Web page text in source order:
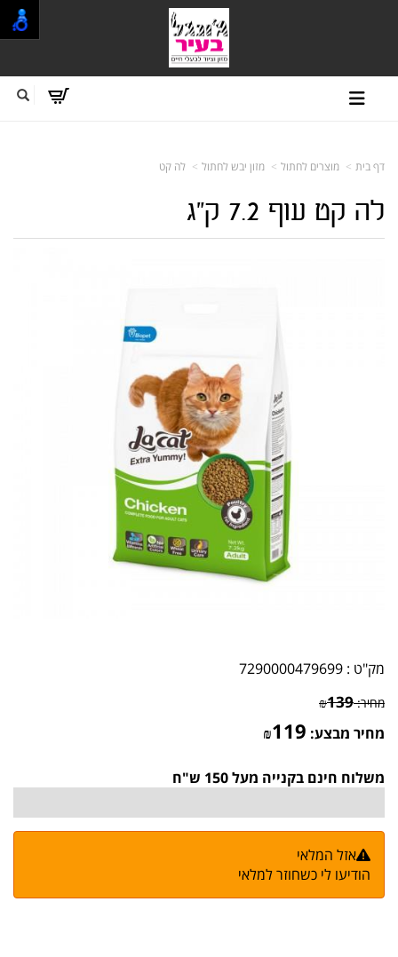
דף בית מוצרים לחתול מזון יבש לחתול לה קט
לה קט עוף 7.2 ק"ג
מק"ט : 7290000479699
מחיר: ₪139
מחיר מבצע: ₪119
משלוח חינם בקנייה מעל 150 ש"ח
אזל המלאי
הודיעו לי כשחוזר למלאי